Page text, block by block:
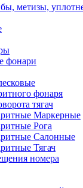
метизы,
фонари
фонаря
тягач
Маркерные
Рога
Салонные
Тягач
номера